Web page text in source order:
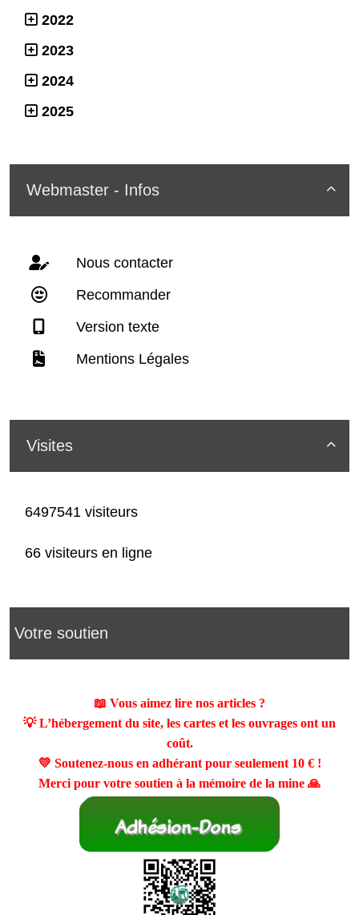
2022
2023
2024
2025

Webmaster - Infos
Nous contacter
Recommander
Version texte
Mentions Légales

Visites
6497541 visiteurs
66 visiteurs en ligne
Votre soutien
📖 Vous aimez lire nos articles ?
💡 L’hébergement du site, les cartes et les ouvrages ont un
coût.
💛 Soutenez-nous en adhérant pour seulement 10 €!
Merci pour votre soutien à la mémoire de la mine 🙏